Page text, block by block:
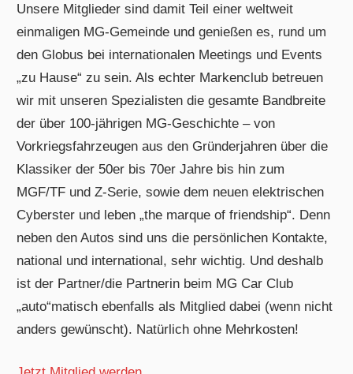
Unsere Mitglieder sind damit Teil einer weltweit
einmaligen MG-Gemeinde und genießen es, rund um
den Globus bei internationalen Meetings und Events
„zu Hause“ zu sein. Als echter Markenclub betreuen
wir mit unseren Spezialisten die gesamte Bandbreite
der über 100-jährigen MG-Geschichte – von
Vorkriegsfahrzeugen aus den Gründerjahren über die
Klassiker der 50er bis 70er Jahre bis hin zum
MGF/TF und Z-Serie, sowie dem neuen elektrischen
Cyberster und leben „the marque of friendship“. Denn
neben den Autos sind uns die persönlichen Kontakte,
national und international, sehr wichtig. Und deshalb
ist der Partner/die Partnerin beim MG Car Club
„auto“matisch ebenfalls als Mitglied dabei (wenn nicht
anders gewünscht). Natürlich ohne Mehrkosten!